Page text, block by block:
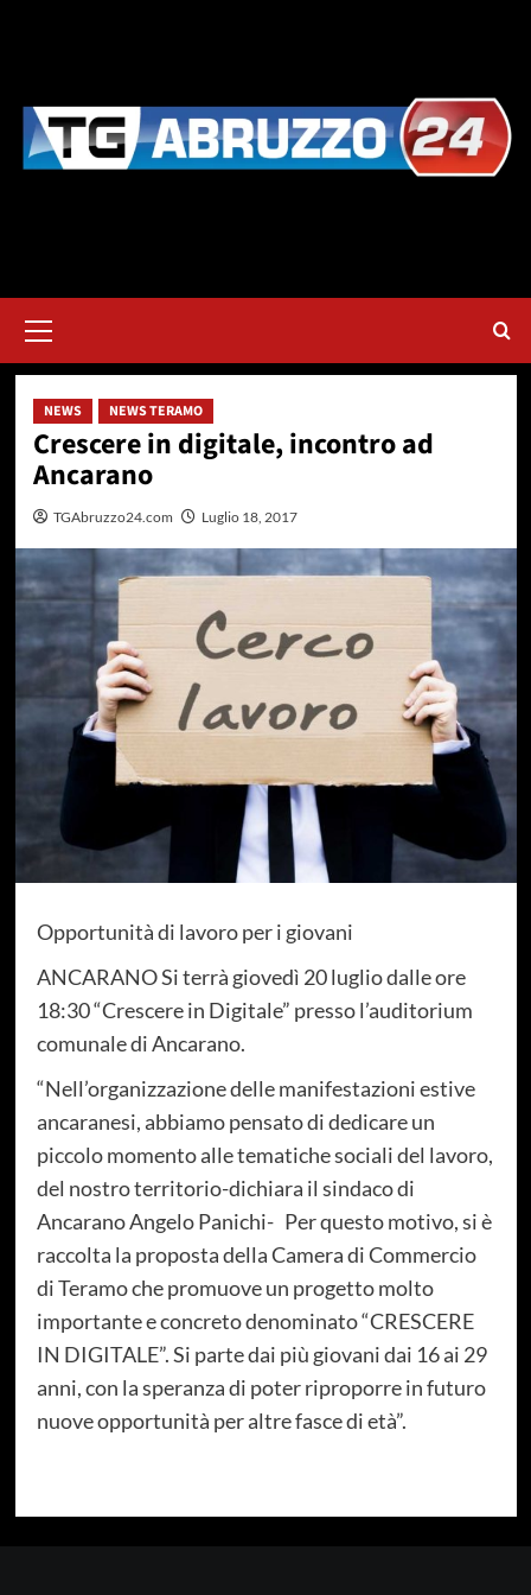
principale
NEWS NEWS TERAMO
Crescere in digitale, incontro ad
Ancarano
TGAbruzzo24.com Luglio 18, 2017
Opportunità di lavoro per i giovani
ANCARANO Si terrà giovedì 20 luglio dalle ore
18:30 “Crescere in Digitale” presso l’auditorium
comunale di Ancarano.
“Nell’organizzazione delle manifestazioni estive
ancaranesi, abbiamo pensato di dedicare un
piccolo momento alle tematiche sociali del lavoro,
del nostro territorio-dichiara il sindaco di
Ancarano Angelo Panichi- Per questo motivo, si è
raccolta la proposta della Camera di Commercio
di Teramo che promuove un progetto molto
importante e concreto denominato “CRESCERE
IN DIGITALE”. Si parte dai più giovani dai 16 ai 29
anni, con la speranza di poter riproporre in futuro
nuove opportunità per altre fasce di età”.